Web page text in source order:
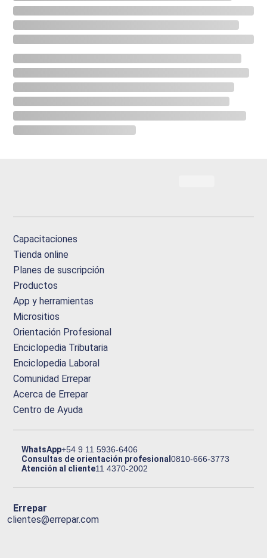
Capacitaciones
Tienda online
Planes de suscripción
Productos
App y herramientas
Micrositios
Orientación Profesional
Enciclopedia Tributaria
Enciclopedia Laboral
Comunidad Errepar
Acerca de Errepar
Centro de Ayuda
WhatsApp+54 9 11 5936-6406
Consultas de orientación profesional0810-666-3773
Atención al cliente11 4370-2002
Errepar
clientes@errepar.com